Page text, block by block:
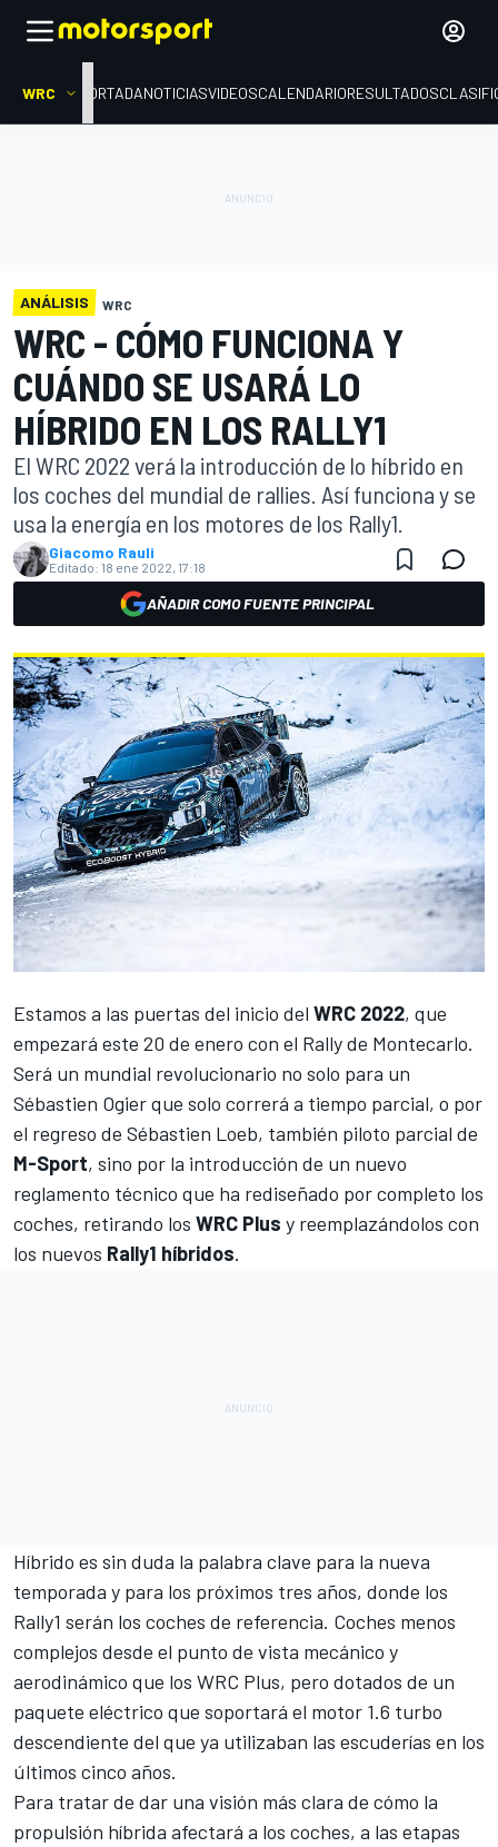
WRC PORTADANOTICIASVIDEOSCALENDARIORESULTADOS
ANÁLISIS WRC
WRC - CÓMO FUNCIONA Y
CUÁNDO SE USARÁ LO
HÍBRIDO EN LOS RALLY1
El WRC 2022 verá la introducción de lo híbrido en
los coches del mundial de rallies. Así funciona y se
usa la energía en los motores de los Rally1.
Giacomo Rauli
Editado: 18 ene 2022, 17:18
AÑADIR COMO FUENTE PRINCIPAL
Estamos a las puertas del inicio del WRC 2022, que
empezará este 20 de enero con el Rally de Montecarlo.
Será un mundial revolucionario no solo para un
Sébastien Ogierque solo correrá a tiempo parcial, o por
el regreso de Sébastien Loeb, también piloto parcial de
M-Sport, sino por la introducción de un nuevo
reglamento técnico que ha rediseñado por completo los
coches, retirando los WRC Plus y reemplazándolos con
los nuevos Rally1 híbridos.
Híbrido es sin duda la palabra clave para la nueva
temporada y para los próximos tres años, donde los
Rally1 serán los coches de referencia. Coches menos
complejos desde el punto de vista mecánico y
aerodinámico que los WRC Plus, pero dotados de un
paquete eléctrico que soportará el motor 1.6 turbo
descendiente del que ya utilizaban las escuderías en los
últimos cinco años.
Para tratar de dar una visión más clara de cómo la
propulsión híbrida afectará a los coches, a las etapas